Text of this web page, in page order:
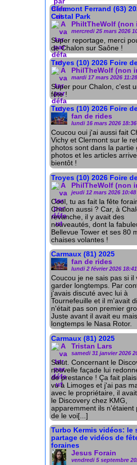
Clermont Ferrand (63)
Cristal Park
PhiltTheWolf (non
mercredi 25 mars 2026
Super reportage, merci
de Chalon sur Saône !
Troyes (10) 2026 Foire
PhilTheWolf (non
mardi 17 mars 2026 11:28
Super pour Chalon, c'est
fête !
Troyes (10) 2026 Foire
fan de rides
lundi 16 mars 2026 18:36
Coucou oui j'ai aussi fait
Vichy et Clermont sur le
photos sont dans la partie
photos et les articles
bientôt !
Troyes (10) 2026 Foire
PhilTheWolf (non
jeudi 12 mars 2026 10:48
Cool, tu as fait la fête
Chalon aussi ? Car, à
revanche, il y avait des
nouveautés, dont la
Bellevue Tower et ses 80
chaises volantes !
Carmaux (81) 2025
fan de rides
lundi 2 février 2026 18:41
Coucou je ne sais pas si il
garder longtemps. Par
j'avais discuté avec lui à
Tournefeuille et il m'avait
n'était pas son premier
Juste avant il avait eu
longtemps le Nasa Rotor.
Carmaux (81) 2025
Tristan Lars
samedi 31 janvier 2026
Salut. Concernant le
nouvelle façade lui
de prestance ! Ça fait
vu à Limoges et j'ai pas
avec le propriétaire, il
le Discovery chez KMG,
apparemment ils n'étaient
de le voi[...]
Turbo Kermis vidéos: le
partage de vidéos de
foraines
Jesus Forain
vendredi 5 septembre